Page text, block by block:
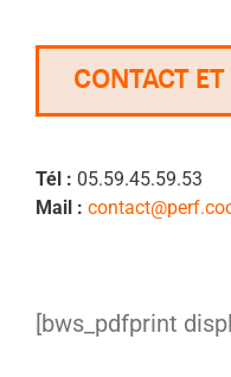
CONTACT
Tél : 05.59.45.59.53
Mail :
[bws_pdfprint